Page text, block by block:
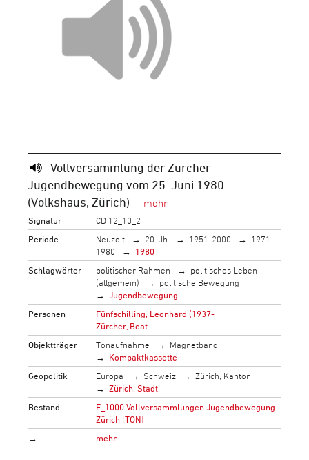
Vollversammlung der Zürcher
Jugendbewegung vom 25. Juni 1980
(Volkshaus, Zürich)
Signatur
CD 12_10_2
Periode
Neuzeit 20. Jh. 1951-2000
1971-
1980
1980
Schlagwörter
politischer Rahmen
politisches Leben
(allgemein)
politische Bewegung
Jugendbewegung
Personen
Fünfschilling, Leonhard (1937-
Zürcher, Beat
Objektträger
Tonaufnahme
Magnetband
Kompaktkassette
Geopolitik
Europa Schweiz
Zürich, Kanton
Zürich, Stadt
Bestand
F_1000 Vollversammlungen Jugendbewegung
Zürich [TON]
→
mehr…